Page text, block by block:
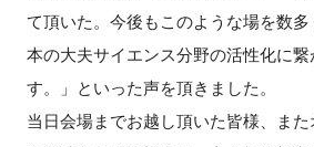
て頂いた。今後もこのような場を数
本の大夫サイエンス分野の活性化に繋
す。」といった声を頂きました。
当日会場までお越し頂いた皆様、ま